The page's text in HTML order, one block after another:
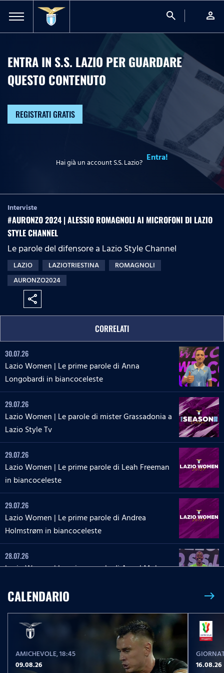
search person
ENTRA IN S.S. LAZIO PER GUARDARE
QUESTO CONTENUTO
REGISTRATI GRATIS
Hai già un account S.S. Lazio? Entra!
Interviste
#AURONZO 2024 | ALESSIO ROMAGNOLI AI MICROFONI DI LAZIO
STYLE CHANNEL
Le parole del difensore a Lazio Style Channel
LAZIO LAZIOTRIESTINA
ROMAGNOLI
AURONZO2024
share
CORRELATI
30.07.26
Lazio Women | Le prime parole di Anna
Longobardi in biancoceleste
29.07.26
Lazio Women | Le parole di mister Grassadonia a
Lazio Style Tv
29.07.26
Lazio Women | Le prime parole di Leah Freeman
in biancoceleste
29.07.26
Lazio Women | Le prime parole di Andrea
Holmstrøm in biancoceleste
28.07.26
Lazio Women | Le prime parole di Angel Mukasa
Lazio Women | Le parole di Martina Zanoli a
Lazio Style Tv
27.07.26
Lazio Women | Le prime parole di Carlotta Masu
CALENDARIO east
AMICHEVOLE, 18:45
09.08.26
16.08.26